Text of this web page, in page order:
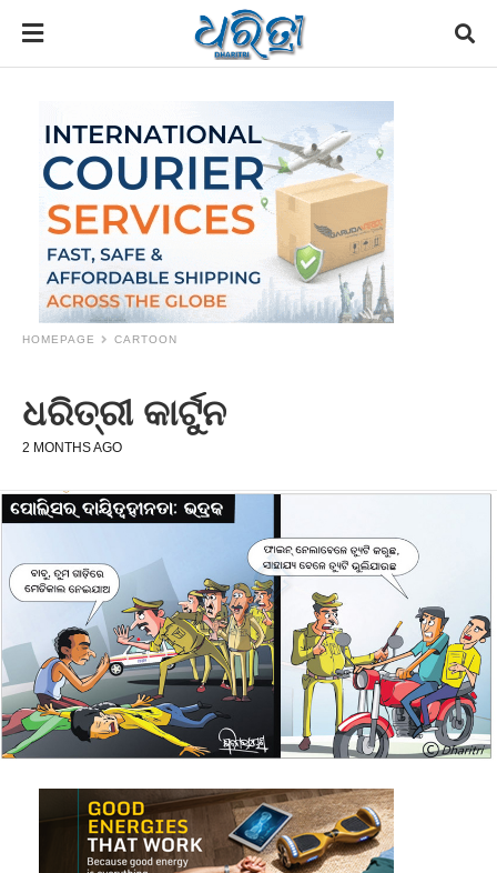
HOMEPAGE CARTOON
ଧରିତ୍ରୀ କାର୍ଟୁନ
2 MONTHS AGO